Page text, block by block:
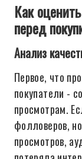
Как
перед
Анализ
Первое, что
покупатели -
просмотрам.
фолловеров,
просмотров,